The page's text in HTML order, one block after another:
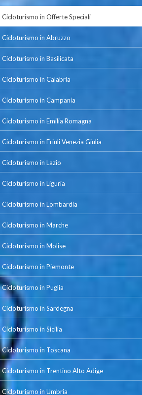
Cicloturismo in Offerte Speciali
Cicloturismo in Abruzzo
Cicloturismo in Basilicata
Cicloturismo in Calabria
Cicloturismo in Campania
Cicloturismo in Emilia Romagna
Cicloturismo in Friuli Venezia Giulia
Cicloturismo in Lazio
Cicloturismo in Liguria
Cicloturismo in Lombardia
Cicloturismo in Marche
Cicloturismo in Molise
Cicloturismo in Piemonte
Cicloturismo in Puglia
Cicloturismo in Sardegna
Cicloturismo in Sicilia
Cicloturismo in Toscana
Cicloturismo in Trentino Alto Adige
Cicloturismo in Umbria